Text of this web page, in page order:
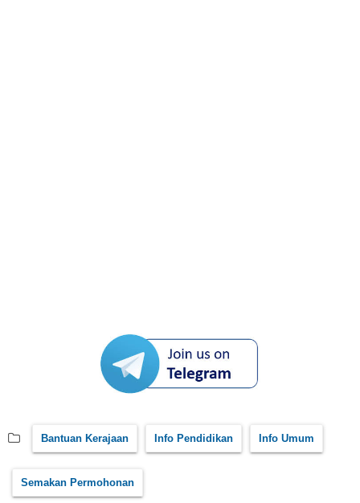
Bantuan Kerajaan Info Pendidikan Info Umum
Semakan Permohonan